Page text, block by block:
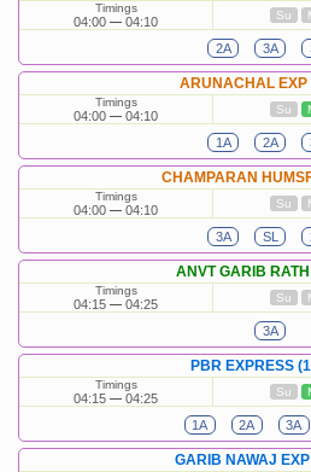
Timings
04:00 04:10 Su
2A 3A
ARUNACHAL EXP
Timings
04:00 04:10 Su
1A 2A
CHAMPARAN
Timings
04:00 04:10 Su
3A SL
ANVT GARIB
Timings
04:15 04:25 Su
3A
PBR EXPRESS
Timings
04:15 04:25 Su
1A 2A 3A
GARIB NAWAJ